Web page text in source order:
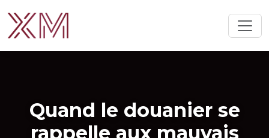
Quand le douanier se
rappelle aux mauvais